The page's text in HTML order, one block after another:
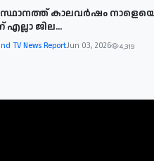
കാലവര്‍ഷം
എല്ലാ ജില...
TV News ReportJun 03, 2026 4,319